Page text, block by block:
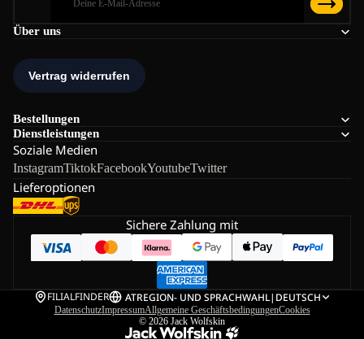
Über uns
Bestellungen
Dienstleistungen
Soziale Medien
InstagramTiktokFacebookYoutubeTwitter
Lieferoptionen
Sichere Zahlung mit
FILIALFINDER ATREGION- UND SPRACHWAHL| DEUTSCH
DatenschutzImpressumAllgemeine GeschäftsbedingungenCookies
© 2026 Jack Wolfskin